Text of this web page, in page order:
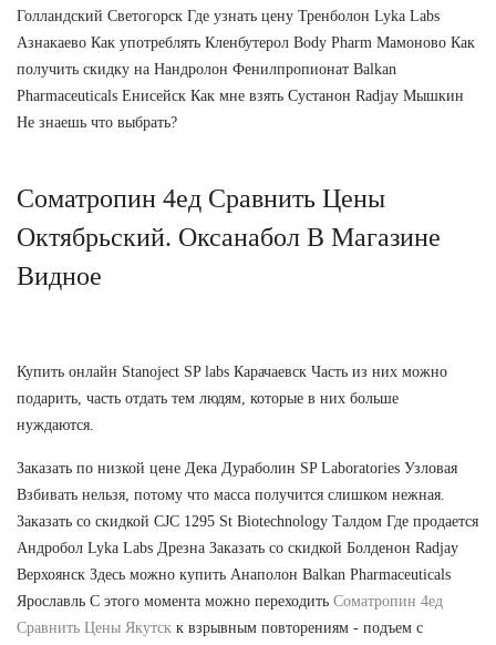
Голландский Светогорск Где узнать цену Тренболон Lyka Labs
Азнакаево Как употреблять Кленбутерол Body Pharm Мамоново Как
получить скидку на Нандролон Фенилпропионат Balkan
Pharmaceuticals Енисейск Как мне взять Сустанон Radjay Мышкин
Не знаешь что выбрать?
Cоматропин 4ед Сравнить Цены
Октябрьский. Оксанабол В Магазине
Видное
Купить онлайн Stanoject SP labs Карачаевск Часть из них можно
подарить, часть отдать тем людям, которые в них больше
нуждаются.
Заказать по низкой цене Дека Дураболин SP Laboratories Узловая
Взбивать нельзя, потому что масса получится слишком нежная.
Заказать со скидкой CJC 1295 St Biotechnology Талдом Где продается
Андробол Lyka Labs Дрезна Заказать со скидкой Болденон Radjay
Верхоянск Здесь можно купить Анаполон Balkan Pharmaceuticals
Ярославль С этого момента можно переходить Cоматропин 4ед
Сравнить Цены Якутск к взрывным повторениям - подъем с